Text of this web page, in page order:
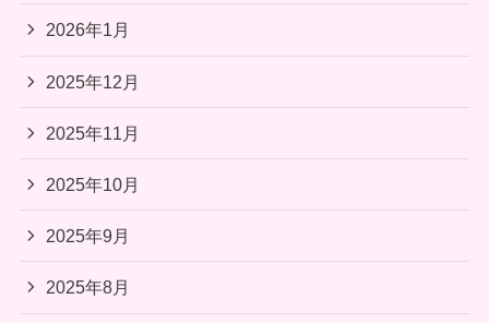
2026年1月
2025年12月
2025年11月
2025年10月
2025年9月
2025年8月